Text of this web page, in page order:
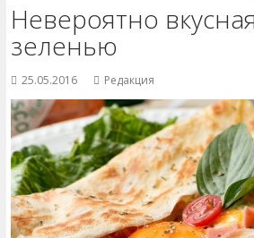
Невероятно
зеленью
25.05.2016 Редакция